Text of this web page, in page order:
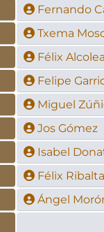
Fernando
Txema
Félix Alcolea
Felipe
Miguel
Jos Gómez
Isabel
Félix Ribalta
Ángel